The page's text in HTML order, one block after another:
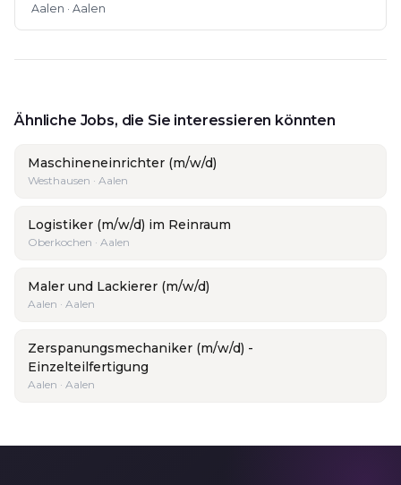
Aalen · Aalen
Ähnliche Jobs, die Sie interessieren könnten
Maschineneinrichter (m/w/d)
Westhausen · Aalen
Logistiker (m/w/d) im Reinraum
Oberkochen · Aalen
Maler und Lackierer (m/w/d)
Aalen · Aalen
Zerspanungsmechaniker (m/w/d) -
Einzelteilfertigung
Aalen · Aalen